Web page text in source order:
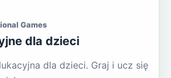
Games
dla dzieci
dla dzieci. Graj i ucz się